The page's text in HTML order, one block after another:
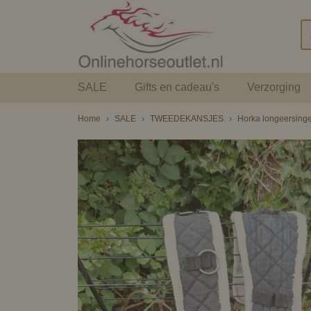
SALE Gifts en cadeau's Verzorging
Home › SALE › TWEEDEKANSJES › Horka